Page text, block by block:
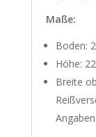
Maße:
Boden:
Höhe:
Breite